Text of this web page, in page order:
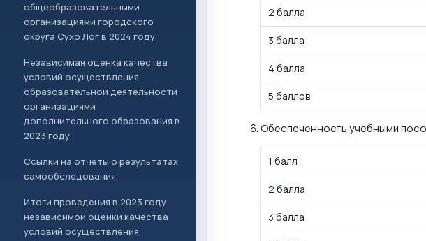
общеобразовательными
организациями городского
округа Сухо Лог в 2024 году
Независимая оценка качества
условий осуществления
образовательной деятельности
организациями
дополнительного образования в
2023 году
Ссылки на отчеты о результатах
самообследования
Итоги проведения в 2023 году
независимой оценки качества
условий осуществления
2 балла
3 балла
4 балла
5 баллов
Обеспеченность учебными
1 балл
2 балла
3 балла